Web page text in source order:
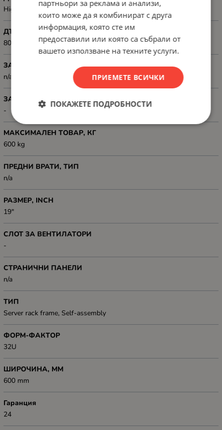
High grade cold rolled steel
ДЪЛБОЧИНА, ММ
800 mm
ЗАДЕН ПАНЕЛ
n/a
ЗАКЛЮЧВАНЕ
-
МАКСИМАЛЕН ТОВАР, КГ
600 kg
ПРЕДНИ ВРАТИ, ТИП
n/a
РАЗМЕР, INCH
19"
СЛОТ ЗА ВЕНТИЛАТОРИ
-
СТРАНИЧНИ ПАНЕЛИ
n/a
ТИП
Server rack frame, Self-assembly
ФОРМ-ФАКТОР
32U
ШИРОЧИНА, ММ
600 mm
Гаранция
24
партньори за реклама и анализи,
които може да я комбинират с друга
информация, която сте им
предоставили или която са събрали от
вашето използване на техните услуги.
ПРИЕМЕТЕ ВСИЧКИ
ПОКАЖЕТЕ ПОДРОБНОСТИ